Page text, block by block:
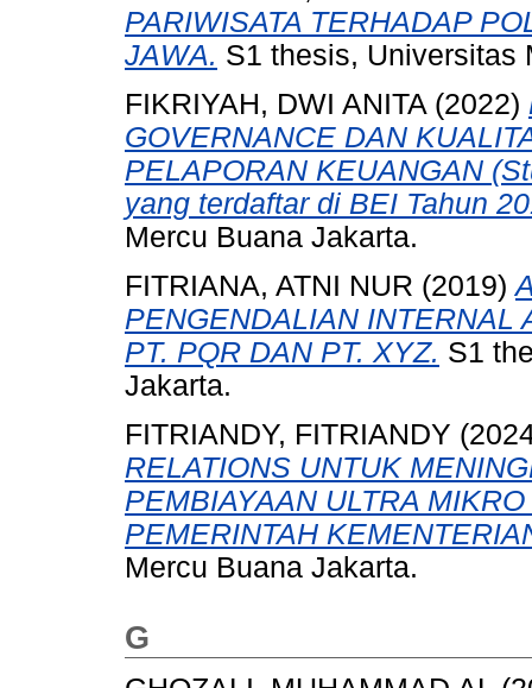
PARIWISATA TERHADAP
JAWA. S1 thesis, Universitas
FIKRIYAH, DWI ANITA (2022)
GOVERNANCE DAN
PELAPORAN KEUANGAN
yang terdaftar di BEI Tahun
Mercu Buana Jakarta.
FITRIANA, ATNI NUR (2019)
PENGENDALIAN INTERNAL
PT. PQR DAN PT. XYZ. S1
Jakarta.
FITRIANDY, FITRIANDY
RELATIONS UNTUK
PEMBIAYAAN ULTRA
PEMERINTAH
Mercu Buana Jakarta.
G